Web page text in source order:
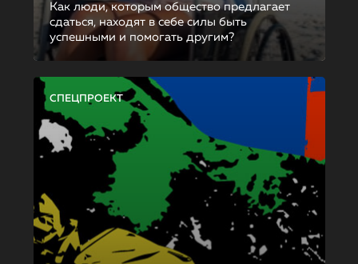
Как люди, которым общество предлагает
сдаться, находят в себе силы быть
успешными и помогать другим?
СПЕЦПРОЕКТ